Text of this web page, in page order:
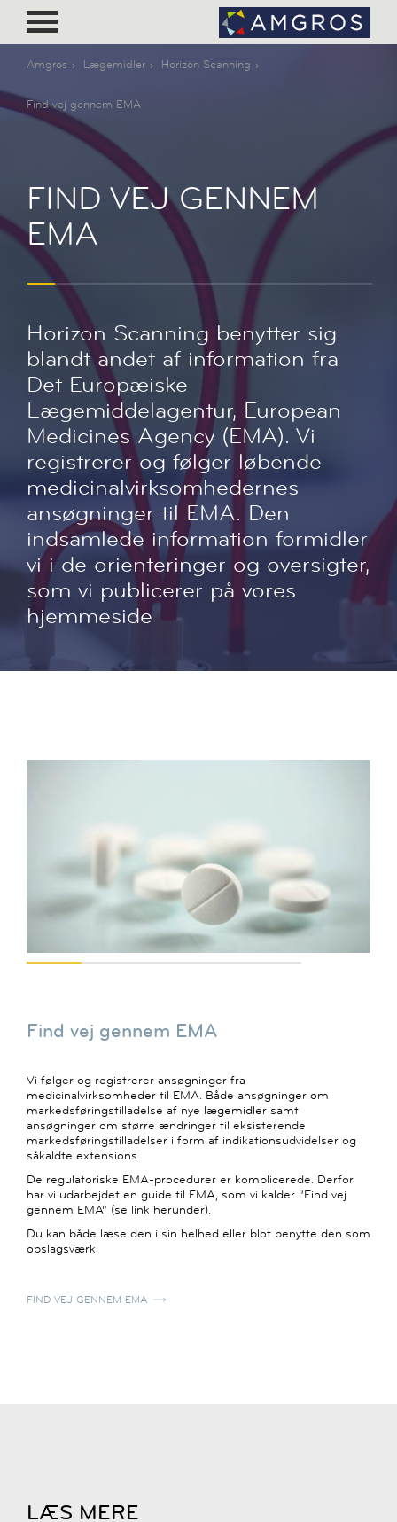
Amgros Lægemidler Horizon Scanning
Find vej gennem EMA
FIND VEJ GENNEM
EMA
Horizon Scanning benytter sig
blandt andet af information fra
Det Europæiske
Lægemiddelagentur, European
Medicines Agency (EMA). Vi
registrerer og følger løbende
medicinalvirksomhedernes
ansøgninger til EMA. Den
indsamlede information formidler
vi i de orienteringer og oversigter,
som vi publicerer på vores
hjemmeside
Find vej gennem EMA
Vi følger og registrerer ansøgninger fra
medicinalvirksomheder til EMA. Både ansøgninger om
markedsføringstilladelse af nye lægemidler samt
ansøgninger om større ændringer til eksisterende
markedsføringstilladelser i form af indikationsudvidelser og
såkaldte extensions.
De regulatoriske EMA-procedurer er komplicerede. Derfor
har vi udarbejdet en guide til EMA, som vi kalder ”Find vej
gennem EMA” (se link herunder).
Du kan både læse den i sin helhed eller blot benytte den som
opslagsværk.
FIND VEJ GENNEM EMA
LÆS MERE